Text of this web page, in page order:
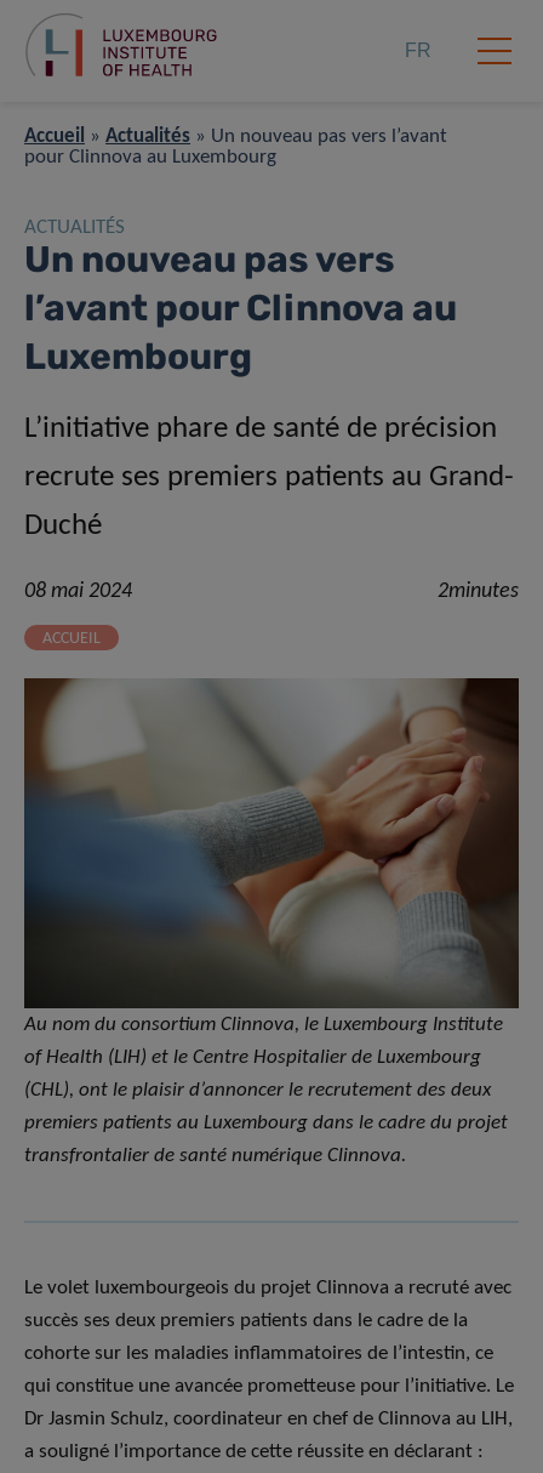
FR
Accueil » Actualités » Un nouveau pas vers l’avant
pour Clinnova au Luxembourg
ACTUALITÉS
Un nouveau pas vers
l’avant pour Clinnova au
Luxembourg
L’initiative phare de santé de précision
recrute ses premiers patients au Grand-
Duché
08 mai 2024 2minutes
ACCUEIL
Au nom du consortium Clinnova, le Luxembourg Institute
of Health (LIH) et le Centre Hospitalier de Luxembourg
(CHL), ont le plaisir d’annoncer le recrutement des deux
premiers patients au Luxembourg dans le cadre du projet
transfrontalier de santé numérique Clinnova.
Le volet luxembourgeois du projet Clinnova a recruté avec
succès ses deux premiers patients dans le cadre de la
cohorte sur les maladies inflammatoires de l’intestin, ce
qui constitue une avancée prometteuse pour l’initiative. Le
Dr Jasmin Schulz, coordinateur en chef de Clinnova au LIH,
a souligné l’importance de cette réussite en déclarant :